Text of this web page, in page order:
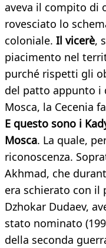
aveva il compito di
rovesciato lo
coloniale. Il vicerè,
piacimento nel
purché rispetti gli
del patto appunto i
Mosca, la Cecenia
E questo sono i
Mosca. La quale,
riconoscenza.
Akhmad, che
era schierato con il
Dzhokar Dudaev,
stato nominato
della seconda